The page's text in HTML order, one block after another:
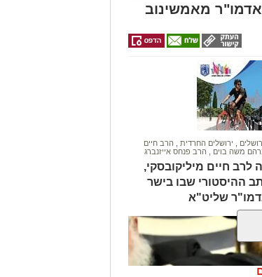
ירושלים החרדית
הרב חיים
משה בוים הרב פנחס אייזנברג
חיים מיליקובסקי,
ההיסטורי שבו בישר